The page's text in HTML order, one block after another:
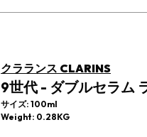
クラランス CLARINS
9世代 - ダブルセラム
サイズ: 100ml
Weight: 0.28KG